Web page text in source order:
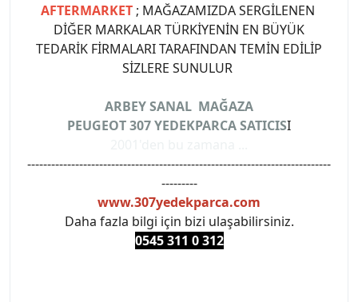
AFTERMARKET ; MAĞAZAMIZDA SERGİLENEN
DİĞER MARKALAR TÜRKİYENİN EN BÜYÜK
TEDARİK FİRMALARI TARAFINDAN TEMİN EDİLİP
SİZLERE SUNULUR
ARBEY SANAL MAĞAZA
PEUGEOT 307 YEDEKPARCA SATICISI
----------------------------------------------------------------------------
---------
www.307yedekparca.com
Daha fazla bilgi için bizi ulaşabilirsiniz.
0545 311 0 312